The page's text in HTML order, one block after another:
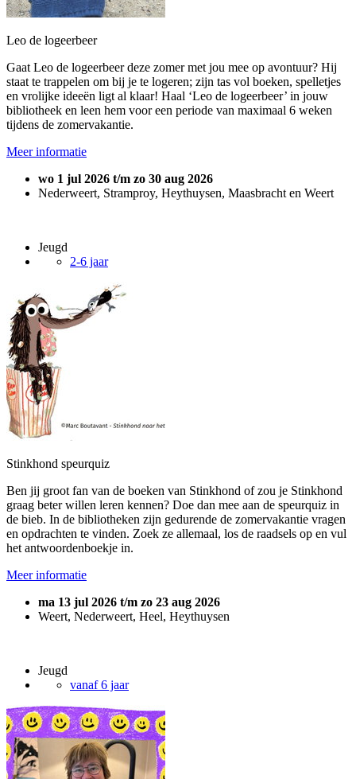
Leo de logeerbeer
Gaat Leo de logeerbeer deze zomer met jou mee op avontuur? Hij
staat te trappelen om bij je te logeren; zijn tas vol boeken, spelletjes
en vrolijke ideeën ligt al klaar! Haal ‘Leo de logeerbeer’ in jouw
bibliotheek en leen hem voor een periode van maximaal 6 weken
tijdens de zomervakantie.
Meer informatie
wo 1 jul 2026 t/m zo 30 aug 2026
Nederweert, Stramproy, Heythuysen, Maasbracht en Weert
Jeugd
2-6 jaar
Stinkhond speurquiz
Ben jij groot fan van de boeken van Stinkhond of zou je Stinkhond
graag beter willen leren kennen? Doe dan mee aan de speurquiz in
de bieb. In de bibliotheken zijn gedurende de zomervakantie vragen
en opdrachten te vinden. Zoek ze allemaal, los de raadsels op en vul
het antwoordenboekje in.
Meer informatie
ma 13 jul 2026 t/m zo 23 aug 2026
Weert, Nederweert, Heel, Heythuysen
Jeugd
vanaf 6 jaar